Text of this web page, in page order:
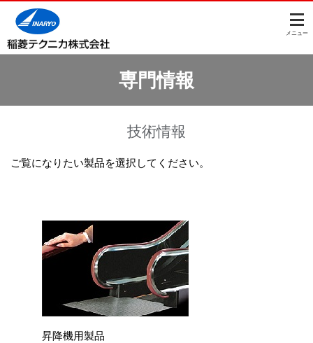
メニュー
専門情報
技術情報
ご覧になりたい製品を選択してください。
昇降機用製品